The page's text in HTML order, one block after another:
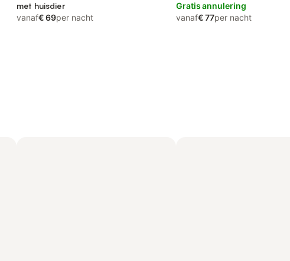
met huisdier
vanaf€ 69per nacht
Gratis annulering
vanaf€ 77per nacht